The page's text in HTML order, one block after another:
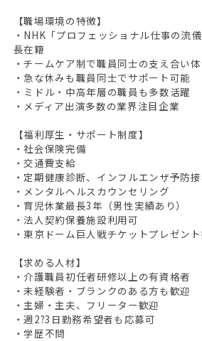
【職場環境の特徴】
・NHK「プロフェッショナル仕事の流
長在籍
・チームケア制で職員同士の支え合い
・急な休みも職員同士でサポート可能
・ミドル・中高年層の職員も多数活躍
・メディア出演多数の業界注目企業
【福利厚生・サポート制度】
・社会保険完備
・交通費支給
・定期健康診断、インフルエンザ予防
・メンタルヘルスカウンセリング
・育児休業最長3年（男性実績あり）
・法人契約保養施設利用可
・東京ドーム巨人戦チケットプレゼン
【求める人材】
・介護職員初任者研修以上の有資格者
・未経験者・ブランクのある方も歓迎
・主婦・主夫、フリーター歓迎
・週2?3日勤務希望者も応募可
・学歴不問